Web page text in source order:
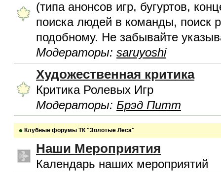
(типа анонсов игр, бугуртов,
поиска людей в команды, поиск
подобному. Не забывайте
Модераторы: saruyoshi
Художественная критика
Критика Ролевых Игр
Модераторы: Брэд Питт
Клубные форумы ТК "Золотые Леса"
Наши Мероприятия
Календарь наших мероприятий